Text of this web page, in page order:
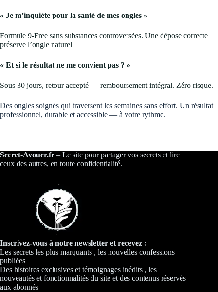
« Je m’inquiète pour la santé de mes ongles »
Formule 9-Free sans substances controversées. Une dépose correcte
préserve l’ongle naturel.
« Et si le résultat ne me convient pas ? »
Sous 30 jours, retour accepté — remboursement intégral. Zéro risque.
Des ongles soignés qui traversent les semaines sans effort. Un résultat
professionnel, durable et accessible — à votre rythme.
Secret-Avouer.fr – Le site pour partager vos secrets et lire
ceux des autres, en toute confidentialité.
Inscrivez-vous à notre newsletter et recevez :
Les secrets les plus marquants , les nouvelles confessions
publiées
Des histoires exclusives et témoignages inédits , les
nouveautés et fonctionnalités du site et des contenus réservés
aux abonnés